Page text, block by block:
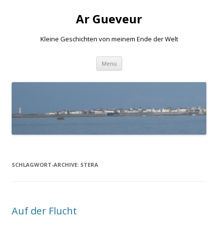
Ar Gueveur
Kleine Geschichten von meinem Ende der Welt
Menü Springe
Inhalt
SCHLAGWORT-ARCHIVE: STERA
Auf der Flucht